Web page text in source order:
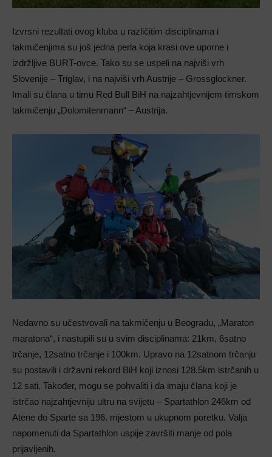
Izvrsni rezultati ovog kluba u različitim disciplinama i
takmičenjima su još jedna perla koja krasi ove uporne i
izdržljive BURT-ovce. Tako su se uspeli na najviši vrh
Slovenije – Triglav, i na najviši vrh Austrije – Grossglockner.
Imali su člana u timu Red Bull BiH na najzahtjevnijem timskom
takmičenju „Dolomitenmann“ – Austrija.
Nedavno su učestvovali na takmičenju u Beogradu, „Maraton
maratona“, i nastupili su u svim disciplinama: 21km, 6satno
trčanje, 12satno trčanje i 100km. Upravo na 12satnom trčanju
su postavili i državni rekord BiH koji iznosi 128.5km istrčanih u
12 sati. Također, mogu se pohvaliti i da imaju člana koji je
istrčao najzahtjevniju ultru na svijetu – Spartathlon 246km od
Atene do Sparte sa 196. mjestom u ukupnom poretku. Valja
napomenuti da Spartathlon uspije završiti manje od pola
prijavljenih.